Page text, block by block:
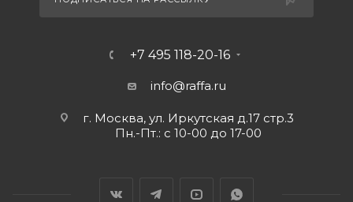
+7 495 118-20-16
info@raffa.ru
г. Москва, ул. Иркутская д.17 стр.3
Пн.-Пт.: с 10-00 до 17-00